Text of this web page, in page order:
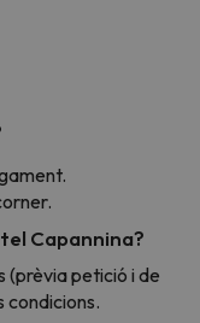
Capannina?
(prèvia petició i de
condicions.